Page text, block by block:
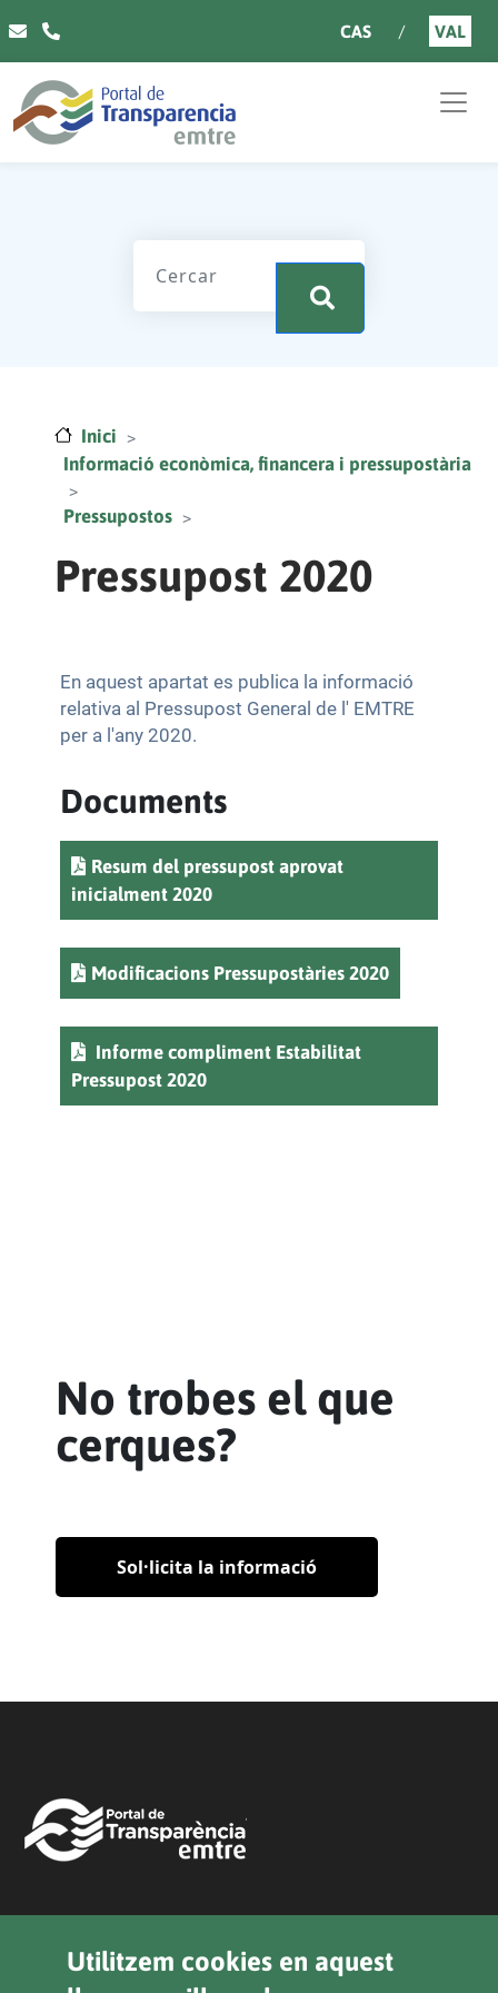
CAS VAL
Inici
Informació econòmica, financera i pressupostària
Pressupostos
Pressupost 2020
En aquest apartat es publica la informació
relativa al Pressupost General de l' EMTRE
per a l'any 2020.
Documents
Resum del pressupost aprovat
inicialment 2020
Modificacions Pressupostàries 2020
Informe compliment Estabilitat
Pressupost 2020
No trobes el que
cerques?
Sol·licita la informació
LegalUtilitzem cookies en aquest